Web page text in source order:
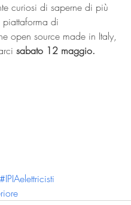
curiosi di saperne di più
piattaforma di
open source made in Italy,
sabato 12 maggio.
#IPIAelettricisti